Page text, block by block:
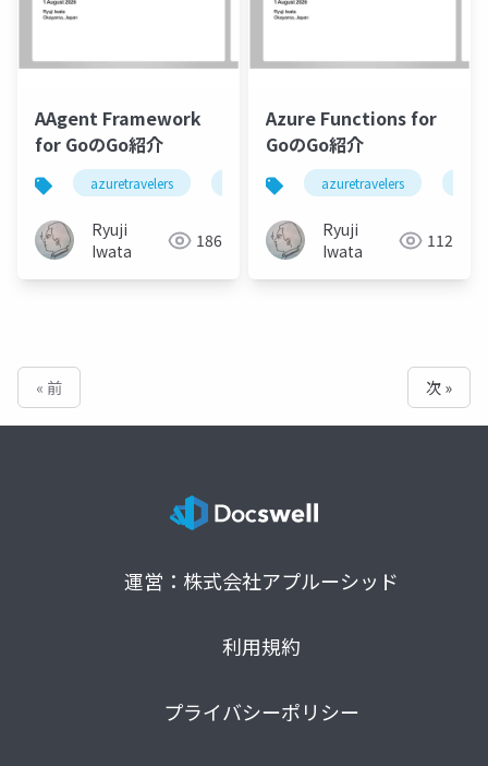
AAgent Framework
for GoのGo紹介
azuretravelers go
Ryuji
Iwata
186
Azure Functions for
GoのGo紹介
azuretravelers
Ryuji
Iwata
112
« 前 次 »
運営：株式会社アプルーシッド
利用規約
プライバシーポリシー